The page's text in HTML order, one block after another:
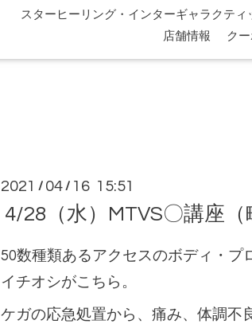
スターヒーリング・インターギャラクテ
店舗情報
ク
2021 / 04 / 16 15:51
4/28（水）MTVS〇講座（
50数種類あるアクセスのボディ・プ
イチオシがこちら。
ケガの応急処置から、痛み、体調不